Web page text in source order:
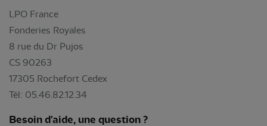
LPO France
Fonderies Royales
8 rue du Dr Pujos
CS 90263
17305 Rochefort Cedex
Tél: 05.46.82.12.34
Besoin d'aide, une question ?